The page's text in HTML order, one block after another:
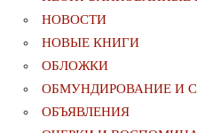
НОВОСТИ
НОВЫЕ КНИГИ
ОБЛОЖКИ
ОБМУНДИРОВАНИЕ И
ОБЪЯВЛЕНИЯ